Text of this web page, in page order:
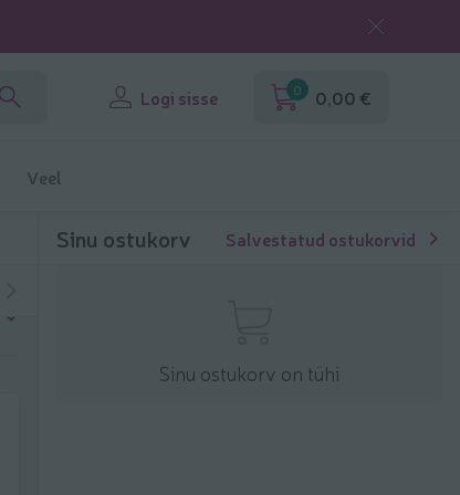
Logi sisse 0 0,00 €
Veel
Sinu ostukorv Salvestatud ostukorvid
Sinu ostukorv on tühi